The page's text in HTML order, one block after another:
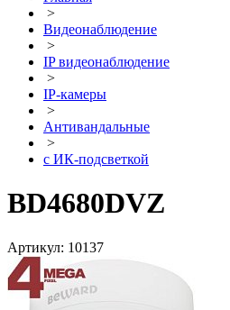
>
Видеонаблюдение
>
IP видеонаблюдение
>
IP-камеры
>
Антивандальные
>
с ИК-подсветкой
BD4680DVZ
Артикул: 10137